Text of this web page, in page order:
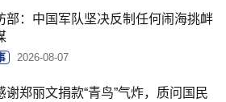
部：中国军队坚决反制任何闹海挑衅
2026-08-07
谢郑丽文捐款“青鸟”气炸，质问国民